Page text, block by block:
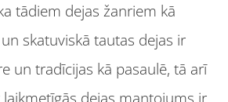
tādiem dejas žanriem kā
skatuviskā tautas dejas ir
un tradīcijas kā pasaulē, tā arī